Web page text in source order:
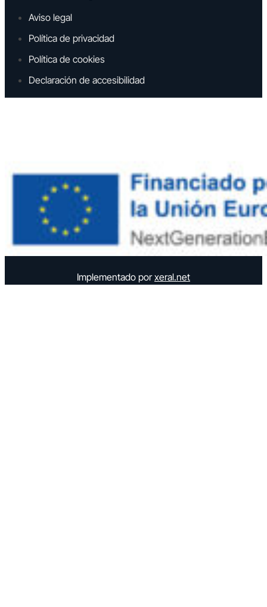
Aviso legal
Política de privacidad
Política de cookies
Declaración de accesibilidad
Implementado porxeral.net